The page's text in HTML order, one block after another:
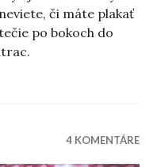
či máte plakať
po bokoch do
noci, vode a
4 KOMENTÁRE